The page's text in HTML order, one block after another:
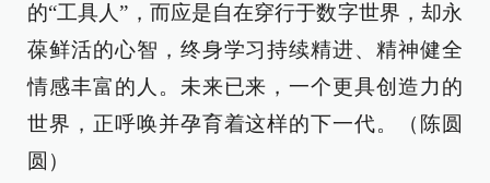
的“工具人”，而应是自在穿行于数字世界，却永
葆鲜活的心智，终身学习持续精进、精神健全
情感丰富的人。未来已来，一个更具创造力的
世界，正呼唤并孕育着这样的下一代。（陈圆
圆）